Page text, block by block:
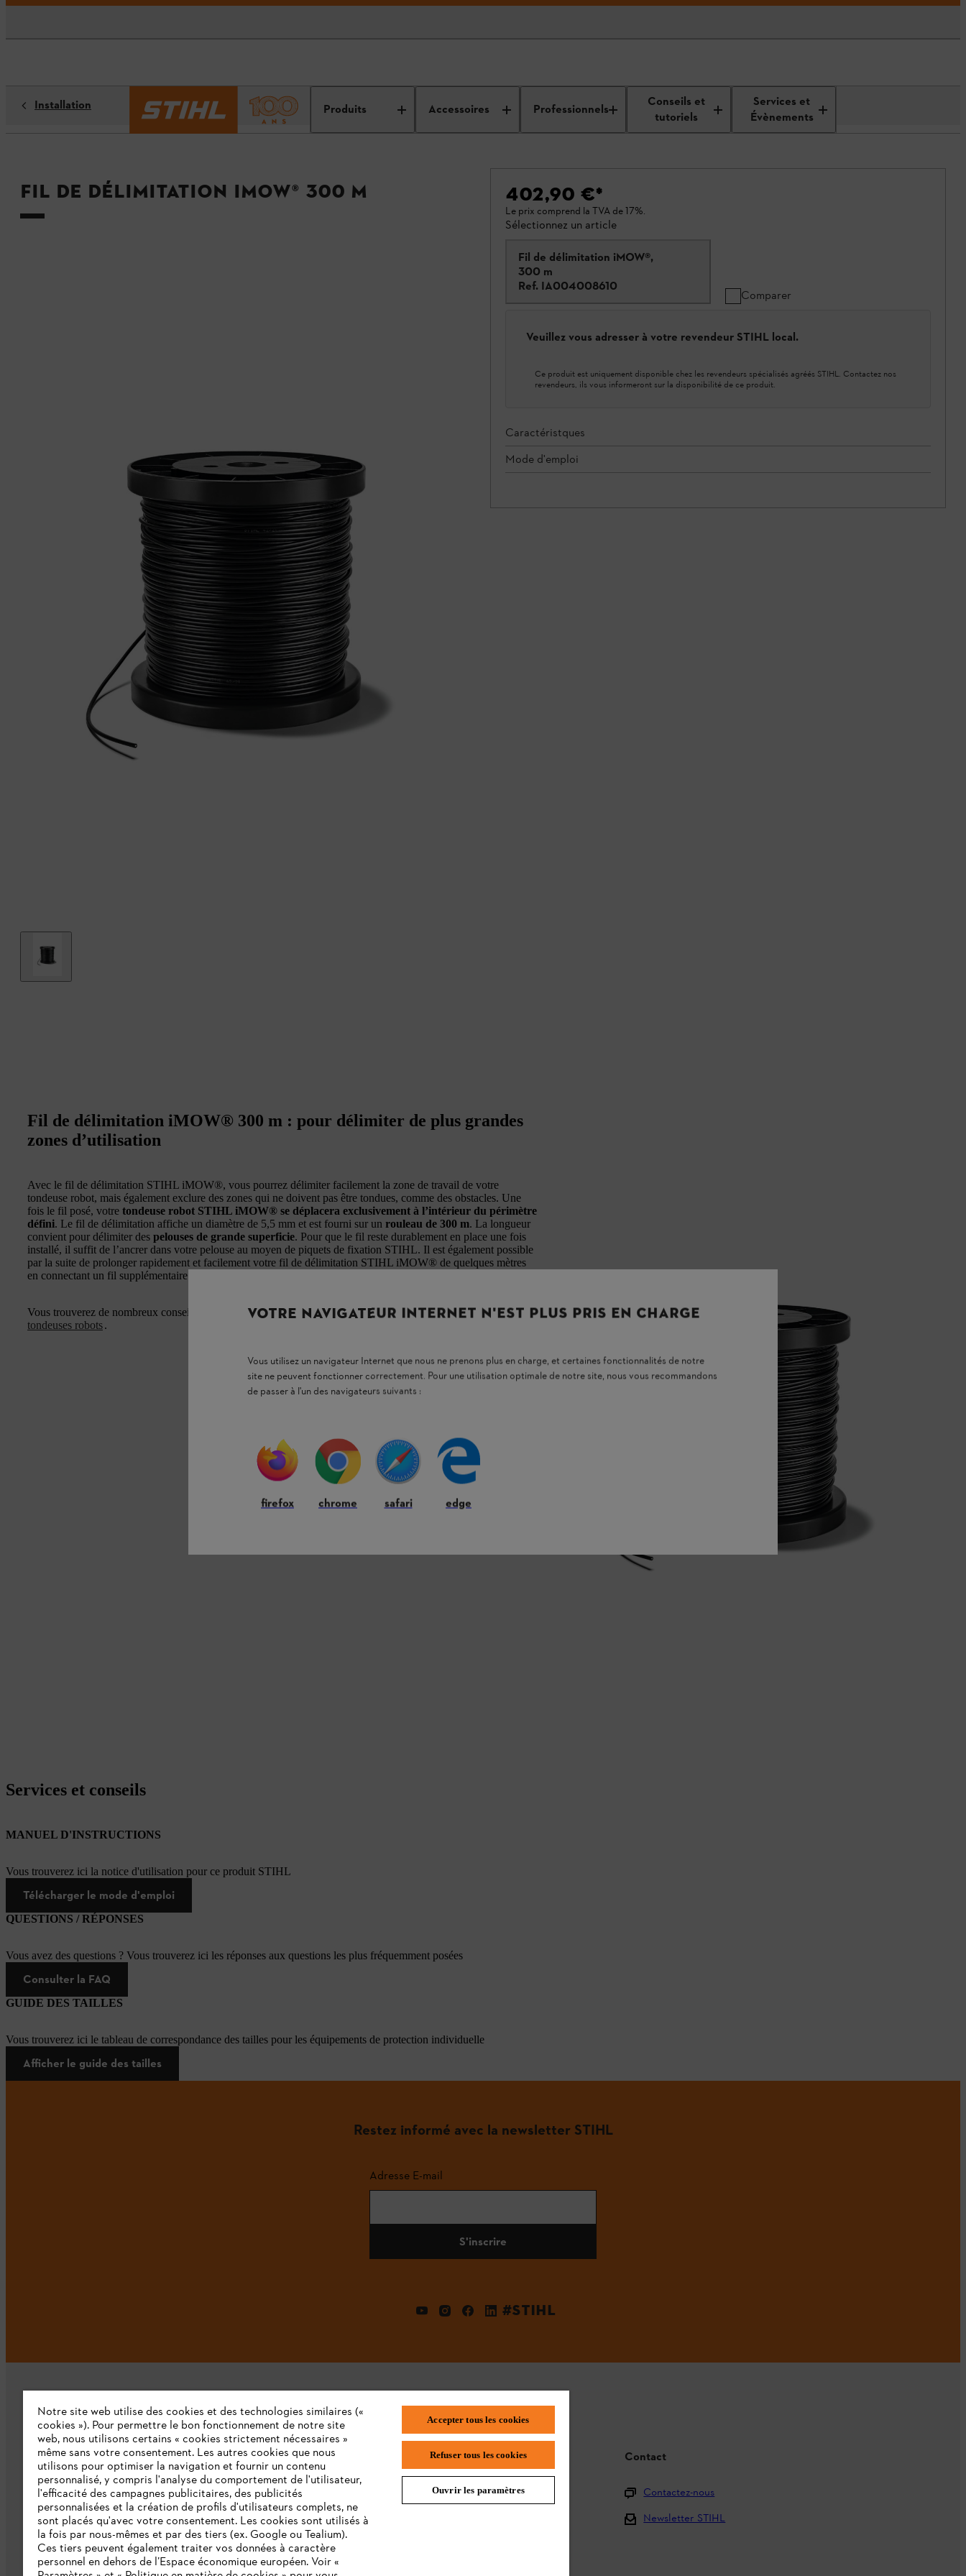
Produits Accessoires Professionnels
Conseils et
tutoriels
Services et
Évènements
Installation
Fil de délimitation iMOW® 300 m 402,90 €*
Le prix comprend la TVA de 17%.
Sélectionnez un article
Fil de délimitation iMOW®,
300 m
Ref. IA004008610
Comparer
Veuillez vous adresser à votre revendeur STIHL local.
Ce produit est uniquement disponible chez les revendeurs spécialisés agréés STIHL. Contactez nos
revendeurs, ils vous informeront sur la disponibilité de ce produit.
Caractéristques
Mode d'emploi
Fil de délimitation iMOW® 300 m : pour délimiter de plus grandes
zones d’utilisation
Avec le fil de délimitation STIHL iMOW®, vous pourrez délimiter facilement la zone de travail de votre
tondeuse robot, mais également exclure des zones qui ne doivent pas être tondues, comme des obstacles. Une
fois le fil posé, votre tondeuse robot STIHL iMOW® se déplacera exclusivement à l’intérieur du périmètre
défini. Le fil de délimitation affiche un diamètre de 5,5 mm et est fourni sur un rouleau de 300 m. La longueur
convient pour délimiter des pelouses de grande superficie. Pour que le fil reste durablement en place une fois
installé, il suffit de l’ancrer dans votre pelouse au moyen de piquets de fixation STIHL. Il est également possible
par la suite de prolonger rapidement et facilement votre fil de délimitation STIHL iMOW® de quelques mètres
en connectant un fil supplémentaire à celui déjà posé au moyen de
Vous trouverez de nombreux conseils et astuces pratiques pour la pose du fil dans notreguide d’installation des
tondeuses robots.
Services et conseils
MANUEL D'INSTRUCTIONS
Vous trouverez ici la notice d'utilisation pour ce produit STIHL
Télécharger le mode d'emploi
QUESTIONS / RÉPONSES
Vous avez des questions ? Vous trouverez ici les réponses aux questions les plus fréquemment posées
Consulter la FAQ
GUIDE DES TAILLES
Vous trouverez ici le tableau de correspondance des tailles pour les équipements de protection individuelle
Afficher le guide des tailles
Restez informé avec la newsletter STIHL
Adresse E-mail
S'inscrire
#STIHL
L'Entreprise
Qui sommes-nous ?
Presse
Emploi
Développement durable
STIHL FAQ
L'Enregistrement
Contact
Contactez-nous
Newsletter STIHL
VOTRE NAVIGATEUR INTERNET N'EST PLUS PRIS EN CHARGE
Vous utilisez un navigateur Internet que nous ne prenons plus en charge, et certaines fonctionnalités de notre
site ne peuvent fonctionner correctement. Pour une utilisation optimale de notre site, nous vous recommandons
de passer à l'un des navigateurs suivants :
firefox chrome safari edge
Notre site web utilise des cookies et des technologies similaires («
cookies »). Pour permettre le bon fonctionnement de notre site
web, nous utilisons certains « cookies strictement nécessaires »
même sans votre consentement. Les autres cookies que nous
utilisons pour optimiser la navigation et fournir un contenu
personnalisé, y compris l'analyse du comportement de l'utilisateur,
l'efficacité des campagnes publicitaires, des publicités
personnalisées et la création de profils d'utilisateurs complets, ne
sont placés qu'avec votre consentement. Les cookies sont utilisés à
la fois par nous-mêmes et par des tiers (ex. Google ou Tealium).
Ces tiers peuvent également traiter vos données à caractère
personnel en dehors de l’Espace économique européen. Voir «
Accepter tous les cookies
Refuser tous les cookies
Ouvrir les paramètres